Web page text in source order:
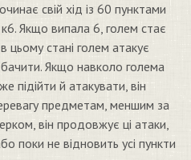
свій хід із 60 пунктами
Якщо випала 6, голем стає
цьому стані голем атакує
Якщо навколо голема
підійти й атакувати, він
предметам, меншим за
він продовжує ці атаки,
поки не відновить усі пункти